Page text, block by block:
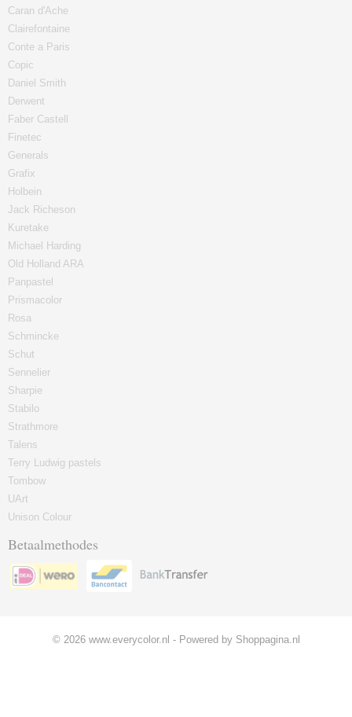
Caran d'Ache
Clairefontaine
Conte a Paris
Copic
Daniel Smith
Derwent
Faber Castell
Finetec
Generals
Grafix
Holbein
Jack Richeson
Kuretake
Michael Harding
Old Holland ARA
Panpastel
Prismacolor
Rosa
Schmincke
Schut
Sennelier
Sharpie
Stabilo
Strathmore
Talens
Terry Ludwig pastels
Tombow
UArt
Unison Colour
Betaalmethodes
© 2026 www.everycolor.nl - Powered by Shoppagina.nl